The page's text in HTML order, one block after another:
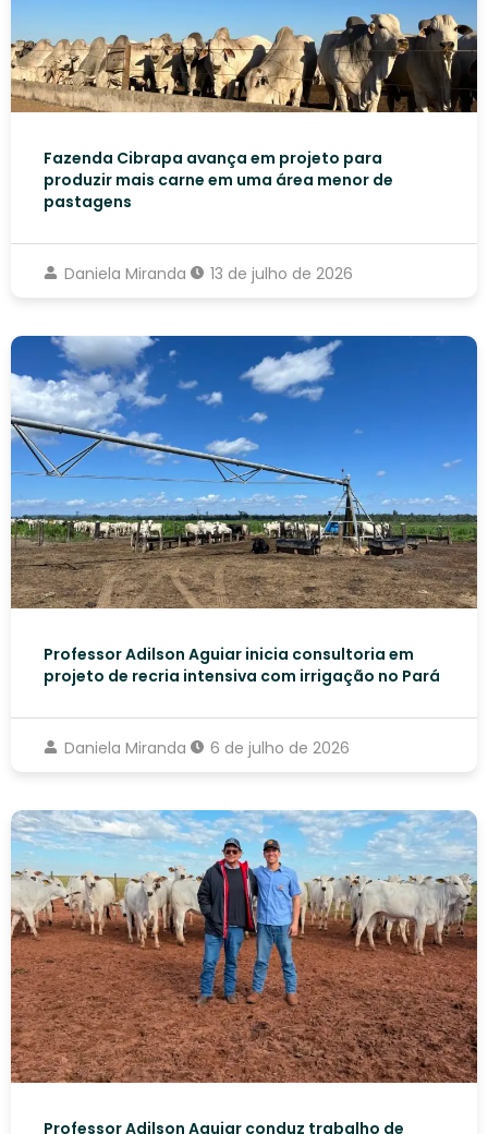
Fazenda Cibrapa avança em projeto para
produzir mais carne em uma área menor de
pastagens
Daniela Miranda 13 de julho de 2026
Professor Adilson Aguiar inicia consultoria em
projeto de recria intensiva com irrigação no Pará
Daniela Miranda 6 de julho de 2026
Professor Adilson Aguiar conduz trabalho de